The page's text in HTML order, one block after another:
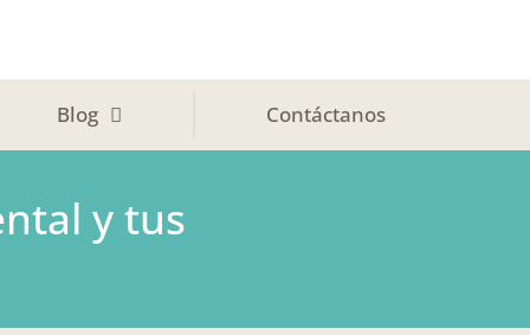
Blog Contáctanos
y tus